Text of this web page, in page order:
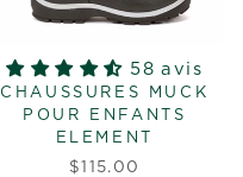
58 avis
CHAUSSURES MUCK
POUR ENFANTS
ELEMENT
$115.00